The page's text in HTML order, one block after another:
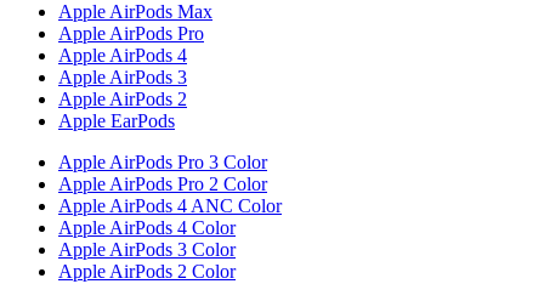
Apple AirPods Max
Apple AirPods Pro
Apple AirPods 4
Apple AirPods 3
Apple AirPods 2
Apple EarPods
Apple AirPods Pro 3 Color
Apple AirPods Pro 2 Color
Apple AirPods 4 ANC Color
Apple AirPods 4 Color
Apple AirPods 3 Color
Apple AirPods 2 Color